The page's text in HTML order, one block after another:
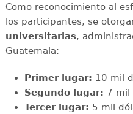
Como reconocimiento al
los participantes, se
universitarias,
Guatemala:
Primer lugar: 10 mil
Segundo lugar: 7 mil
Tercer lugar: 5 mil